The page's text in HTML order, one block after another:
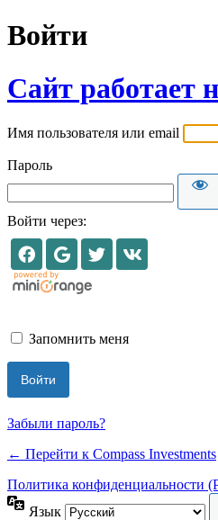
Войти
Сайт работает
Имя пользователя или email
Пароль
Войти через:
Запомнить меня
Забыли пароль?
← Перейти к Compass Investments
Политика конфиденциальности
Язык